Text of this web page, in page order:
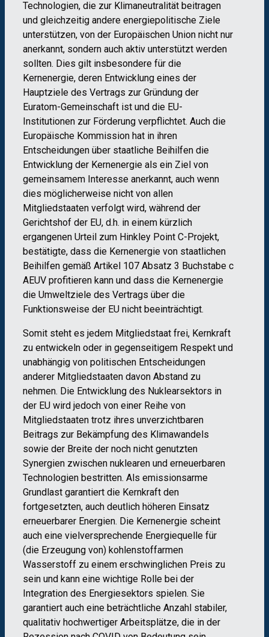
Technologien, die zur Klimaneutralität beitragen
und gleichzeitig andere energiepolitische Ziele
unterstützen, von der Europäischen Union nicht nur
anerkannt, sondern auch aktiv unterstützt werden
sollten. Dies gilt insbesondere für die
Kernenergie, deren Entwicklung eines der
Hauptziele des Vertrags zur Gründung der
Euratom-Gemeinschaft ist und die EU-
Institutionen zur Förderung verpflichtet. Auch die
Europäische Kommission hat in ihren
Entscheidungen über staatliche Beihilfen die
Entwicklung der Kernenergie als ein Ziel von
gemeinsamem Interesse anerkannt, auch wenn
dies möglicherweise nicht von allen
Mitgliedstaaten verfolgt wird, während der
Gerichtshof der EU, d.h. in einem kürzlich
ergangenen Urteil zum Hinkley Point C-Projekt,
bestätigte, dass die Kernenergie von staatlichen
Beihilfen gemäß Artikel 107 Absatz 3 Buchstabe c
AEUV profitieren kann und dass die Kernenergie
die Umweltziele des Vertrags über die
Funktionsweise der EU nicht beeinträchtigt.
Somit steht es jedem Mitgliedstaat frei, Kernkraft
zu entwickeln oder in gegenseitigem Respekt und
unabhängig von politischen Entscheidungen
anderer Mitgliedstaaten davon Abstand zu
nehmen. Die Entwicklung des Nuklearsektors in
der EU wird jedoch von einer Reihe von
Mitgliedstaaten trotz ihres unverzichtbaren
Beitrags zur Bekämpfung des Klimawandels
sowie der Breite der noch nicht genutzten
Synergien zwischen nuklearen und erneuerbaren
Technologien bestritten. Als emissionsarme
Grundlast garantiert die Kernkraft den
fortgesetzten, auch deutlich höheren Einsatz
erneuerbarer Energien. Die Kernenergie scheint
auch eine vielversprechende Energiequelle für
(die Erzeugung von) kohlenstoffarmen
Wasserstoff zu einem erschwinglichen Preis zu
sein und kann eine wichtige Rolle bei der
Integration des Energiesektors spielen. Sie
garantiert auch eine beträchtliche Anzahl stabiler,
qualitativ hochwertiger Arbeitsplätze, die in der